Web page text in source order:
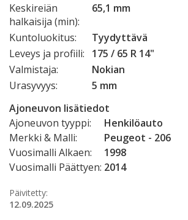
Keskireiän
halkaisija (min):
65,1 mm
Kuntoluokitus:
Tyydyttävä
Leveys ja profiili:
175 / 65 R 14"
Valmistaja:
Nokian
Urasyvyys:
5 mm
Ajoneuvon lisätiedot
Ajoneuvon tyyppi:
Henkilöauto
Merkki & Malli:
Peugeot - 206
Vuosimalli Alkaen:
1998
Vuosimalli Päättyen: 2014
Päivitetty:
12.09.2025